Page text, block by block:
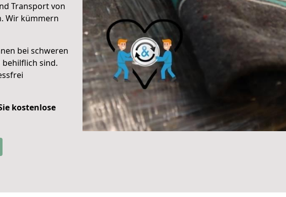
Transport von
Wir kümmern
bei schweren
behilflich sind.
kostenlose